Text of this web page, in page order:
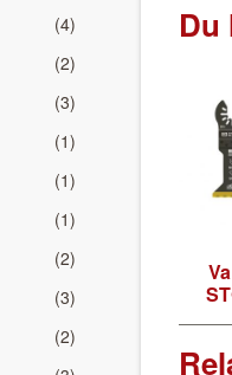
(4)
(2)
(3)
(1)
(1)
(1)
(2)
(3)
(2)